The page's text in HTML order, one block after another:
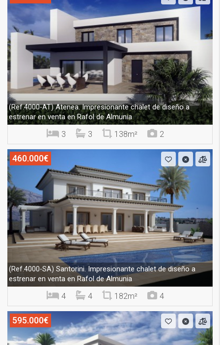
(Ref.4000-AT)Atenea. Impresionante chalet de diseño a
estrenar en venta en Rafol de Almunia
3 3 138m² 2
460.000€
(Ref.4000-SA) Santorini. Impresionante chalet de diseño a
estrenar en venta en Rafol de Almunia
4 4 182m² 4
595.000€